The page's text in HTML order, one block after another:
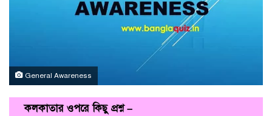
General Awareness
কলকাতার ওপরে কিছু প্রশ্ন –